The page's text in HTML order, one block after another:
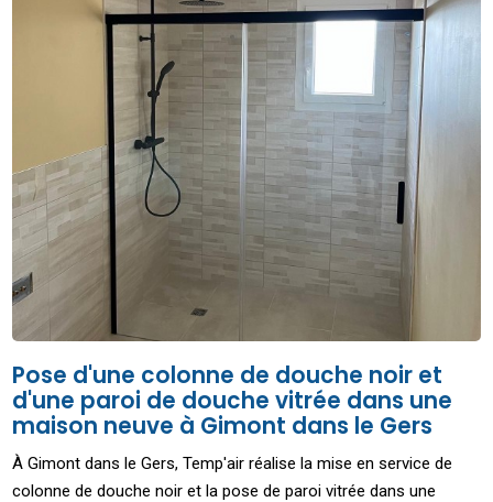
Pose d'une colonne de douche noir et
d'une paroi de douche vitrée dans une
maison neuve à Gimont dans le Gers
À Gimont dans le Gers, Temp'air réalise la mise en service de
colonne de douche noir et la pose de paroi vitrée dans une